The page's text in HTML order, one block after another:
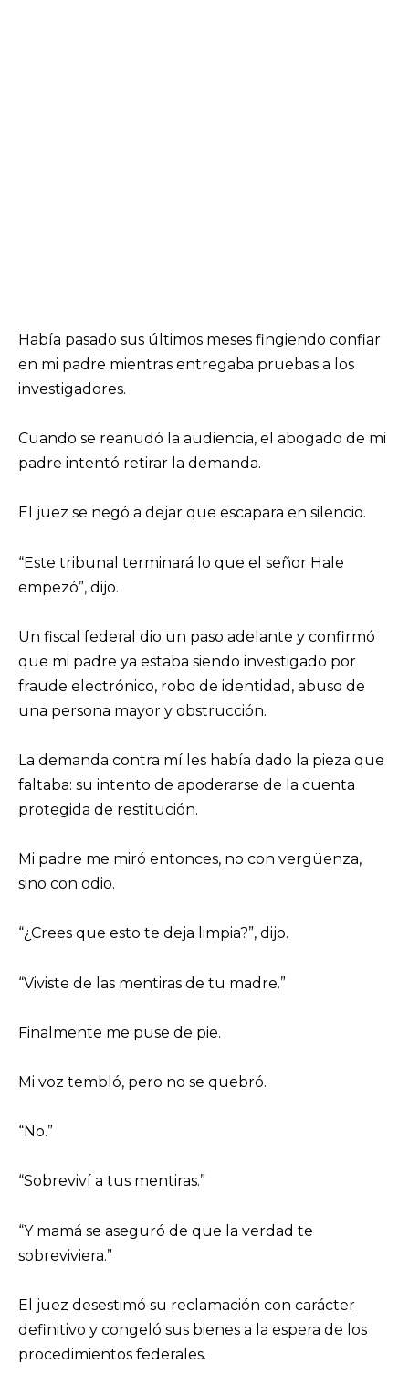
Había pasado sus últimos meses fingiendo confiar
en mi padre mientras entregaba pruebas a los
investigadores.
Cuando se reanudó la audiencia, el abogado de mi
padre intentó retirar la demanda.
El juez se negó a dejar que escapara en silencio.
“Este tribunal terminará lo que el señor Hale
empezó”, dijo.
Un fiscal federal dio un paso adelante y confirmó
que mi padre ya estaba siendo investigado por
fraude electrónico, robo de identidad, abuso de
una persona mayor y obstrucción.
La demanda contra mí les había dado la pieza que
faltaba: su intento de apoderarse de la cuenta
protegida de restitución.
Mi padre me miró entonces, no con vergüenza,
sino con odio.
“¿Crees que esto te deja limpia?”, dijo.
“Viviste de las mentiras de tu madre.”
Finalmente me puse de pie.
Mi voz tembló, pero no se quebró.
“No.”
“Sobreviví a tus mentiras.”
“Y mamá se aseguró de que la verdad te
sobreviviera.”
El juez desestimó su reclamación con carácter
definitivo y congeló sus bienes a la espera de los
procedimientos federales.